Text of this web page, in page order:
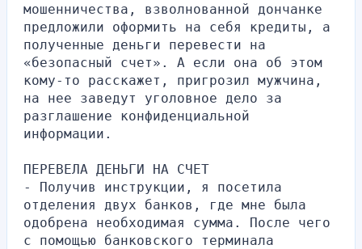
мошенничества, взволнованной дончанке
предложили оформить на себя кредиты, а
полученные деньги перевести на
«безопасный счет». А если она об этом
кому-то расскажет, пригрозил мужчина,
на нее заведут уголовное дело за
разглашение конфиденциальной
информации.
ПЕРЕВЕЛА ДЕНЬГИ НА СЧЕТ
- Получив инструкции, я посетила
отделения двух банков, где мне была
одобрена необходимая сумма. После чего
с помощью банковского терминала